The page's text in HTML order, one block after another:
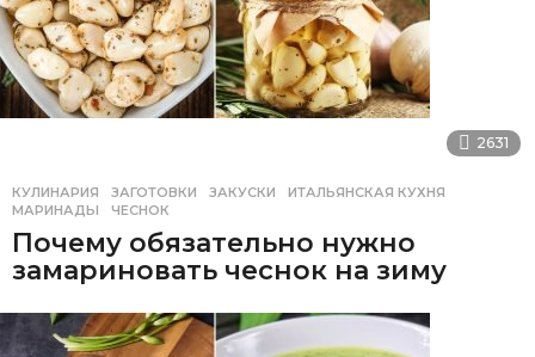
2631
КУЛИНАРИЯ ЗАГОТОВКИ ,ЗАКУСКИ ,ИТАЛЬЯНСКАЯ КУХНЯ
МАРИНАДЫ
,ЧЕСНОК
Почему обязательно нужно
замариновать чеснок на зиму